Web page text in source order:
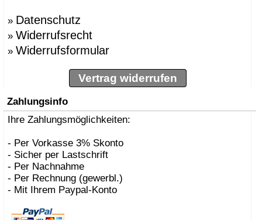
» Datenschutz
» Widerrufsrecht
» Widerrufsformular
Vertrag widerrufen
Zahlungsinfo
Ihre Zahlungsmöglichkeiten:
- Per Vorkasse 3% Skonto
- Sicher per Lastschrift
- Per Nachnahme
- Per Rechnung (gewerbl.)
- Mit Ihrem Paypal-Konto